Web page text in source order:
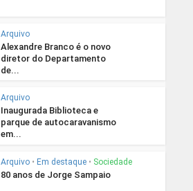
Arquivo
Alexandre Branco é o novo
diretor do Departamento
de...
Arquivo
Inaugurada Biblioteca e
parque de autocaravanismo
em...
Arquivo • Em destaque • Sociedade
80 anos de Jorge Sampaio